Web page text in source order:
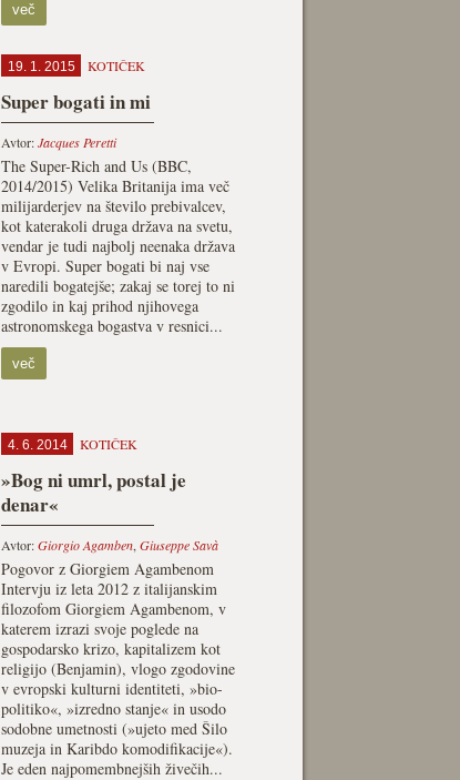
več
19. 1. 2015 KOTIČEK
Super bogati in mi
Avtor:Jacques Peretti
The Super-Rich and Us (BBC,
2014/2015) Velika Britanija ima več
milijarderjev na število prebivalcev,
kot katerakoli druga država na svetu,
vendar je tudi najbolj neenaka država
v Evropi. Super bogati bi naj vse
naredili bogatejše; zakaj se torej to ni
zgodilo in kaj prihod njihovega
astronomskega bogastva v resnici...
več
4. 6. 2014 KOTIČEK
»Bog ni umrl, postal je
denar«
Avtor:Giorgio Agamben, Giuseppe Savà
Pogovor z Giorgiem Agambenom
Intervju iz leta 2012 z italijanskim
filozofom Giorgiem Agambenom, v
katerem izrazi svoje poglede na
gospodarsko krizo, kapitalizem kot
religijo (Benjamin), vlogo zgodovine
v evropski kulturni identiteti, »bio-
politiko«, »izredno stanje« in usodo
sodobne umetnosti (»ujeto med Šilo
muzeja in Karibdo komodifikacije«).
Je eden najpomembnejših živečih...